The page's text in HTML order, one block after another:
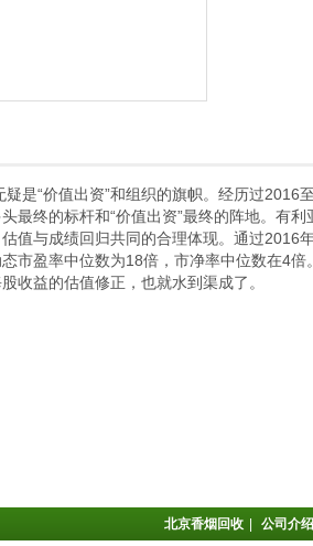
疑是“价值出资”和组织的旗帜。经历过
最终的标杆和“价值出资”最终的阵地。有
值与成绩回归共同的合理体现。通过
市盈率中位数为18倍，市净率中位数在4
收益的估值修正，也就水到渠成了。
北京香烟回收
公司介绍